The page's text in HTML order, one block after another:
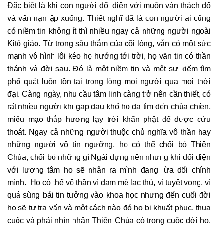
Đặc biệt là khi con người đối diện với muôn vàn thách đố
và vấn nạn ập xuống. Thiết nghĩ đã là con người ai cũng
có niềm tin không ít thì nhiều ngay cả những người ngoài
Kitô giáo. Từ trong sâu thẳm của cõi lòng, vẫn có một sức
mạnh vô hình lôi kéo họ hướng tới trời, họ vẫn tin có thần
thánh và đời sau. Đó là một niềm tin và một sự kiếm tìm
phổ quát luôn tồn tại trong lòng mọi người qua mọi thời
đại. Càng ngày, nhu cầu tâm linh càng trở nên cần thiết, có
rất nhiều người khi gặp đau khổ họ đã tìm đến chùa chiền,
miếu mạo thắp hương lạy trời khấn phật để được cứu
thoát. Ngay cả những người thuộc chủ nghĩa vô thần hay
những người vô tín ngưỡng, họ có thể chối bỏ Thiên
Chúa, chối bỏ những gì Ngài dựng nên nhưng khi đối diện
với lương tâm họ sẽ nhận ra mình đang lừa dối chính
mình. Họ có thể vô thần vì đam mê lạc thú, vì tuyệt vọng, vì
quá sùng bái tin tưởng vào khoa học nhưng đến cuối đời
họ sẽ tự tra vấn và một cách nào đó họ bị khuất phục, thua
cuộc và phải nhìn nhận Thiên Chúa có trong cuộc đời họ.